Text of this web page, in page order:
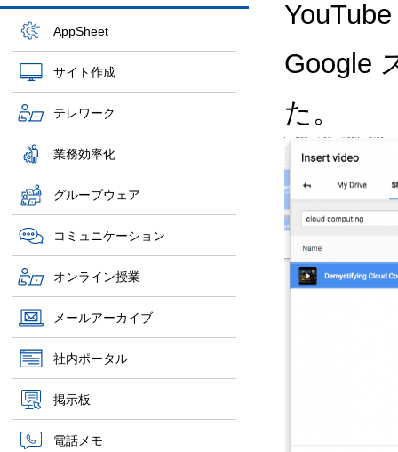
AppSheet
サイト作成
テレワーク
業務効率化
グループウェア
コミュニケーション
オンライン授業
メールアーカイブ
社内ポータル
掲示板
電話メモ
Google
た。